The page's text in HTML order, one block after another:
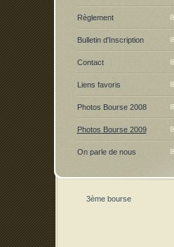
Règlement
Bulletin d'Inscription
Contact
Liens favoris
Photos Bourse 2008
Photos Bourse 2009
On parle de nous
3ème bourse